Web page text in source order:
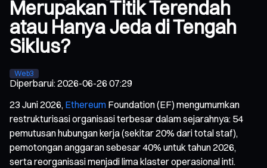
Merupakan Titik Terendah
atau Hanya Jeda di Tengah
Siklus?
Web3
Diperbarui:2026-06-26 07:29
23 Juni 2026, Ethereum Foundation (EF) mengumumkan
restrukturisasi organisasi terbesar dalam sejarahnya: 54
pemutusan hubungan kerja (sekitar 20% dari total staf),
pemotongan anggaran sebesar 40% untuk tahun 2026,
serta reorganisasi menjadi lima klaster operasional inti.